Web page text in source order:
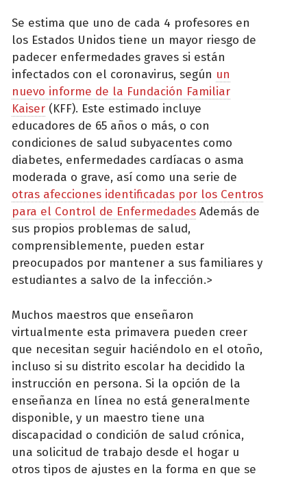
Se estima que uno de cada 4 profesores en
los Estados Unidos tiene un mayor riesgo de
padecer enfermedades graves si están
infectados con el coronavirus, según un
nuevo informe de la Fundación Familiar
Kaiser (KFF). Este estimado incluye
educadores de 65 años o más, o con
condiciones de salud subyacentes como
diabetes, enfermedades cardíacas o asma
moderada o grave, así como una serie de
otras afecciones identificadas por los Centros
para el Control de Enfermedades Además de
sus propios problemas de salud,
comprensiblemente, pueden estar
preocupados por mantener a sus familiares y
estudiantes a salvo de la infección.>
Muchos maestros que enseñaron
virtualmente esta primavera pueden creer
que necesitan seguir haciéndolo en el otoño,
incluso si su distrito escolar ha decidido la
instrucción en persona. Si la opción de la
enseñanza en línea no está generalmente
disponible, y un maestro tiene una
discapacidad o condición de salud crónica,
una solicitud de trabajo desde el hogar u
otros tipos de ajustes en la forma en que se